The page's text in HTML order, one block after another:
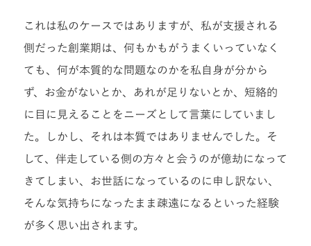
これは私のケースではありますが、私が支援される
側だった創業期は、何もかもがうまくいっていなく
ても、何が本質的な問題なのかを私自身が分から
ず、お金がないとか、あれが足りないとか、短絡的
に目に見えることをニーズとして言葉にしていまし
た。しかし、それは本質ではありませんでした。そ
して、伴走している側の方々と会うのが億劫になって
きてしまい、お世話になっているのに申し訳ない、
そんな気持ちになったまま疎遠になるといった経験
が多く思い出されます。